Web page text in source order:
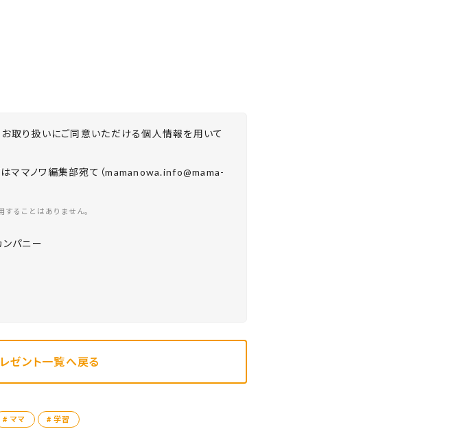
お取り扱いにご同意いただける個人情報を用いて
ママノワ編集部宛て（mamanowa.info@mama-
ることはありません。
ンパニー
ゼント一覧へ戻る
# ママ # 学習